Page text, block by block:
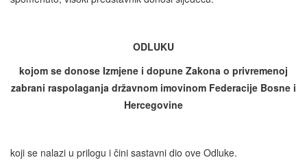
ODLUKU
kojom se donose Izmjene i dopune Zakona o privremenoj
zabrani raspolaganja državnom imovinom Federacije Bosne i
Hercegovine
koji se nalazi u prilogu i čini sastavni dio ove Odluke.